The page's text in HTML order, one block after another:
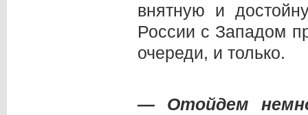
внятную и
России с Западом
очереди, и только.
— Отойдем